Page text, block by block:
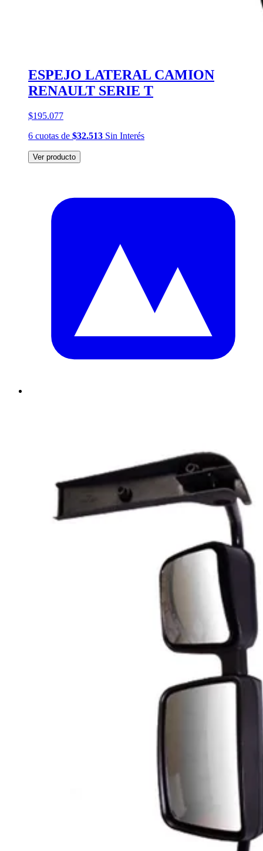
ESPEJO LATERAL CAMION
RENAULT SERIE T
$195.077
6 cuotas de $32.513 Sin Interés
Ver producto